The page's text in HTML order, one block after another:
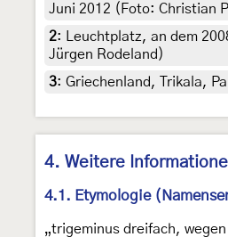
Juni 2012 (Foto: Christian
2:
Leuchtplatz, an dem
Jürgen Rodeland)
3: Griechenland, Trikala,
4. Weitere
4.1. Etymologie
„trigeminus dreifach,